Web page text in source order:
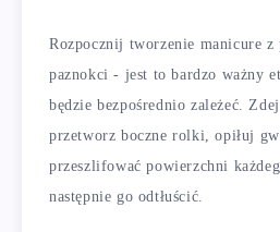
Rozpocznij tworzenie manicure z
paznokci - jest to bardzo ważny
będzie bezpośrednio zależeć.
przetworz boczne rolki, opiłuj
przeszlifować powierzchni
następnie go odtłuścić.